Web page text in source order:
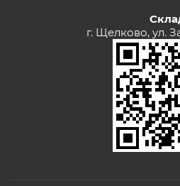
г. Щелково, ул.